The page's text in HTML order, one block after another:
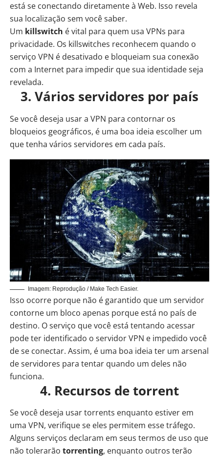
está se conectando diretamente à Web. Isso revela
sua localização sem você saber.
Um killswitch é vital para quem usa VPNs para
privacidade. Os killswitches reconhecem quando o
serviço VPN é desativado e bloqueiam sua conexão
com a Internet para impedir que sua identidade seja
revelada.
3. Vários servidores por país
Se você deseja usar a VPN para contornar os
bloqueios geográficos, é uma boa ideia escolher um
que tenha vários servidores em cada país.
Imagem: Reprodução / Make Tech Easier.
Isso ocorre porque não é garantido que um servidor
contorne um bloco apenas porque está no país de
destino. O serviço que você está tentando acessar
pode ter identificado o servidor VPN e impedido você
de se conectar. Assim, é uma boa ideia ter um arsenal
de servidores para tentar quando um deles não
funciona.
4. Recursos de torrent
Se você deseja usar torrents enquanto estiver em
uma VPN, verifique se eles permitem esse tráfego.
Alguns serviços declaram em seus termos de uso que
não tolerarão torrenting, enquanto outros terão